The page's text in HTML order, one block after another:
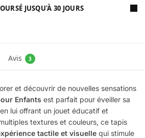
JUSQU'À 30 JOURS
Avis 3
et découvrir de nouvelles sensations
Enfants est parfait pour éveiller sa
lui offrant un jouet éducatif et
textures et couleurs, ce tapis
tactile et visuelle qui stimule